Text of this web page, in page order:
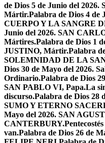
de Dios 5 de Junio del
Mártir.Palabra de Dios 4 de
CUERPO Y LA SANGRE
Junio del 2026. SAN
Mártires.Palabra de Dios 1
JUSTINO, Mártir.Palabra
SOLEMNIDAD DE LA
Dios 30 de Mayo del 2026.
Ordinario.Palabra de Dios
SAN PABLO VI, Papa.La
discurso.Palabra de Dios 28
SUMO Y ETERNO
Mayo del 2026. SAN
CANTERBURY.
van.Palabra de Dios 26 de